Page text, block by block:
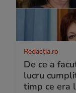
Redactia.ro
De ce a
lucru
timp ce era